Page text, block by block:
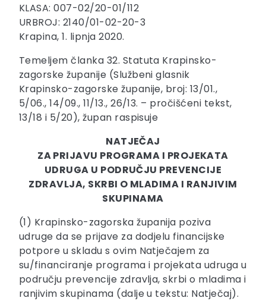
KLASA: 007-02/20-01/112
URBROJ: 2140/01-02-20-3
Krapina, 1. lipnja 2020.
Temeljem članka 32. Statuta Krapinsko-
zagorske županije (Službeni glasnik
Krapinsko-zagorske županije, broj: 13/01.,
5/06., 14/09., 11/13., 26/13. – pročišćeni tekst,
13/18 i 5/20), župan raspisuje
NATJEČAJ
ZA PRIJAVU PROGRAMA I PROJEKATA
UDRUGA U PODRUČJU PREVENCIJE
ZDRAVLJA, SKRBI O MLADIMA I RANJIVIM
SKUPINAMA
(1) Krapinsko-zagorska županija poziva
udruge da se prijave za dodjelu financijske
potpore u skladu s ovim Natječajem za
su/financiranje programa i projekata udruga u
području prevencije zdravlja, skrbi o mladima i
ranjivim skupinama (dalje u tekstu: Natječaj).